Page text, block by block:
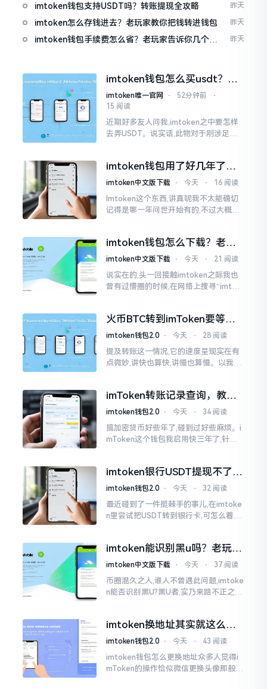
imtoken钱包支持USDT吗？转账提现全攻略 昨天
imtoken怎么存钱进去？老玩家教你把钱转进钱包 昨天
imtoken钱包手续费怎么省？老玩家告诉你几个实
昨天
imtoken钱包怎么买usdt？老
手教你简单三步搞定
imtoken唯一官网 ⋅ 52分钟前
⋅
15 阅读
近期好多友人问我,imtoken之中要怎样
去弄USDT。说实话,此物对于刚涉足币
imtoken钱包用了好几年了，
到底多少年了？
imtoken中文版下载 ⋅ 今天 ⋅ 16 阅读
Imtoken这个东西,讲真呢我不太能确切
记得是哪一年问世开始有的,不过大概在
多快要十年的时间了。
imtoken钱包怎么下载？老用
户告诉你靠谱渠道
imtoken中文版下载 ⋅ 今天 ⋅ 21 阅读
说实在的,头一回接触imtoken之际我也
曾有过懵圈的时候,在网络上搜寻“imtok
火币BTC转到imToken要等多
久？过来人说说真实情况
imtoken钱包2.0 ⋅ 今天 ⋅ 28 阅读
提及转账这一情况,它的速度呈现实在有
点微妙,讲快也算快,讲慢也算慢。以我从
账。可是
imToken转账记录查询，教你
正确查看方法
imtoken钱包2.0 ⋅ 今天 ⋅ 34 阅读
搞加密货币好些年了,碰到过好些麻烦。i
mToken这个钱包我启用快三年了,针对
我也疑惑过一阵子
imtoken银行USDT提现不了？
这几个法子能帮你搞定
imtoken钱包2.0 ⋅ 今天 ⋅ 32 阅读
最近碰到了一件挺棘手的事儿,在imtoke
n里尝试把USDT转到银行卡,可怎么着都
么时长
imtoken能识别黑u吗？老玩家
告诉你真相
imtoken中文版下载 ⋅ 今天 ⋅ 37 阅读
币圈混久之人,谁人不曾遇此问题,imtoke
n能否识别黑U?黑U者,实乃来路不正之钱
imtoken换地址其实就这么回
事
imtoken钱包2.0 ⋅ 今天 ⋅ 43 阅读
imtoken钱包怎么更换地址众多人觉得i
mToken的操作恰似微信更换头像那般简